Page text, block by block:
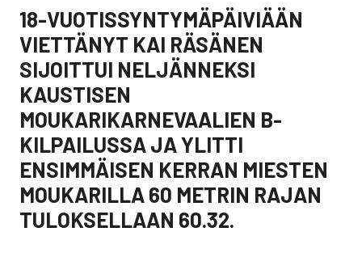
18-VUOTISSYNTYMÄPÄIVIÄÄN
VIETTÄNYT KAI RÄSÄNEN
SIJOITTUI NELJÄNNEKSI
KAUSTISEN
MOUKARIKARNEVAALIEN B-
KILPAILUSSA JA YLITTI
ENSIMMÄISEN KERRAN MIESTEN
MOUKARILLA 60 METRIN RAJAN
TULOKSELLAAN 60.32.